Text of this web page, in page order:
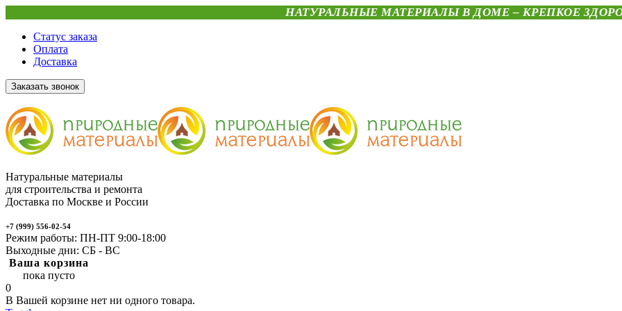
НАТУРАЛЬНЫЕ МАТЕРИАЛЫ В ДОМЕ – КРЕПКОЕ
Статус заказа
Оплата
Доставка
Заказать звонок
Натуральные материалы
для строительства и ремонта
Доставка по Москве и России
+7 (999) 556-02-54
Режим работы: ПН-ПТ 9:00-18:00
Выходные дни: СБ - ВС
Ваша корзина
пока пусто
0
В Вашей корзине нет ни одного товара.